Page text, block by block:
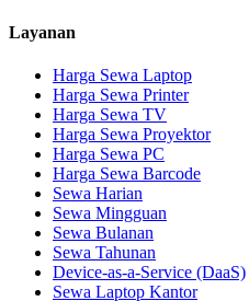
Layanan
Harga Sewa Laptop
Harga Sewa Printer
Harga Sewa TV
Harga Sewa Proyektor
Harga Sewa PC
Harga Sewa Barcode
Sewa Harian
Sewa Mingguan
Sewa Bulanan
Sewa Tahunan
Device-as-a-Service (DaaS)
Sewa Laptop Kantor